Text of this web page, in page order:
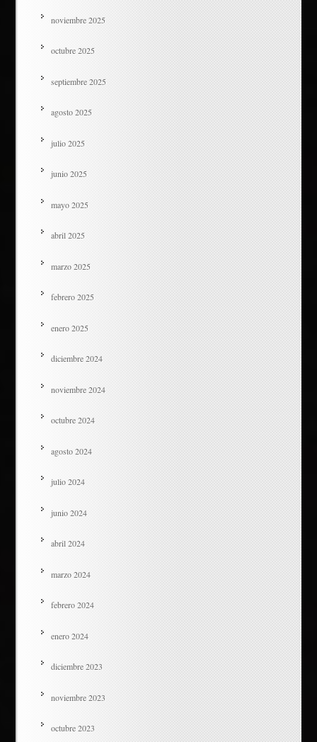
noviembre 2025
octubre 2025
septiembre 2025
agosto 2025
julio 2025
junio 2025
mayo 2025
abril 2025
marzo 2025
febrero 2025
enero 2025
diciembre 2024
noviembre 2024
octubre 2024
agosto 2024
julio 2024
junio 2024
abril 2024
marzo 2024
febrero 2024
enero 2024
diciembre 2023
noviembre 2023
octubre 2023